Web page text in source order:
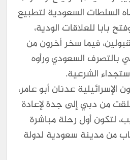
السلطات السعودية لتطبيع
بابا للعلاقات الودية،
فيما سخر أخرون من
بالتصرف السعودي ورأوه
الشرعية.
عدنان أبو عامر،
من دبي إلى جدة لإعادة
لتكون أول رحلة مباشرة
من مدينة سعودية لدولة